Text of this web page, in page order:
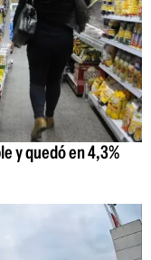
y quedó en 4,3%